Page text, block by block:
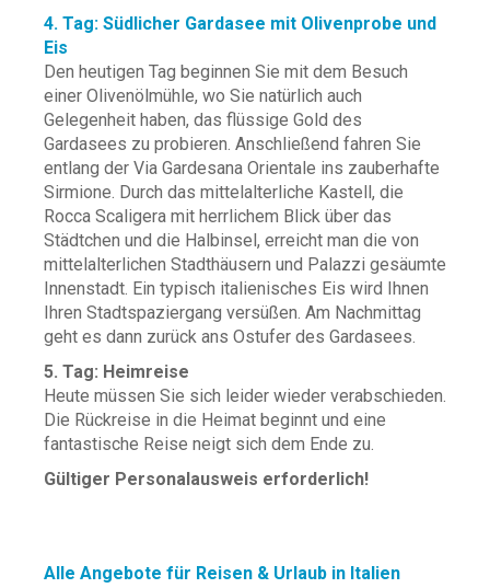
4. Tag: Südlicher Gardasee mit Olivenprobe und
Eis
Den heutigen Tag beginnen Sie mit dem Besuch
einer Olivenölmühle, wo Sie natürlich auch
Gelegenheit haben, das flüssige Gold des
Gardasees zu probieren. Anschließend fahren Sie
entlang der Via Gardesana Orientale ins zauberhafte
Sirmione. Durch das mittelalterliche Kastell, die
Rocca Scaligera mit herrlichem Blick über das
Städtchen und die Halbinsel, erreicht man die von
mittelalterlichen Stadthäusern und Palazzi gesäumte
Innenstadt. Ein typisch italienisches Eis wird Ihnen
Ihren Stadtspaziergang versüßen. Am Nachmittag
geht es dann zurück ans Ostufer des Gardasees.
5. Tag: Heimreise
Heute müssen Sie sich leider wieder verabschieden.
Die Rückreise in die Heimat beginnt und eine
fantastische Reise neigt sich dem Ende zu.
Gültiger Personalausweis erforderlich!
Alle Angebote für Reisen & Urlaub in Italien